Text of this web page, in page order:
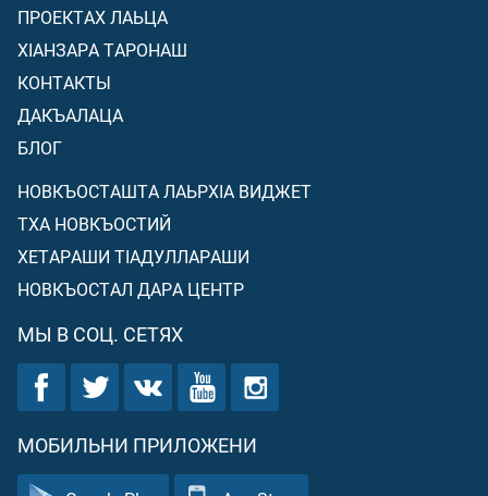
ПРОЕКТАХ ЛАЬЦА
ХIАНЗАРА ТАРОНАШ
КОНТАКТЫ
ДАКЪАЛАЦА
БЛОГ
НОВКЪОСТАШТА ЛАЬРХIА ВИДЖЕТ
ТХА НОВКЪОСТИЙ
ХЕТАРАШИ ТIАДУЛЛАРАШИ
НОВКЪОСТАЛ ДАРА ЦЕНТР
МЫ В СОЦ. СЕТЯХ
МОБИЛЬНИ ПРИЛОЖЕНИ